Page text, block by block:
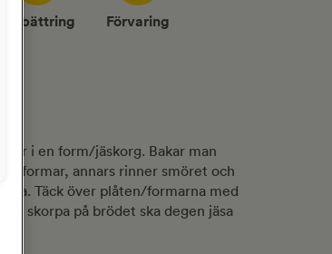
Förbättring Förvaring
i en form/jäskorg. Bakar man
annars rinner smöret och
Täck över plåten/formarna med
skorpa på brödet ska degen jäsa